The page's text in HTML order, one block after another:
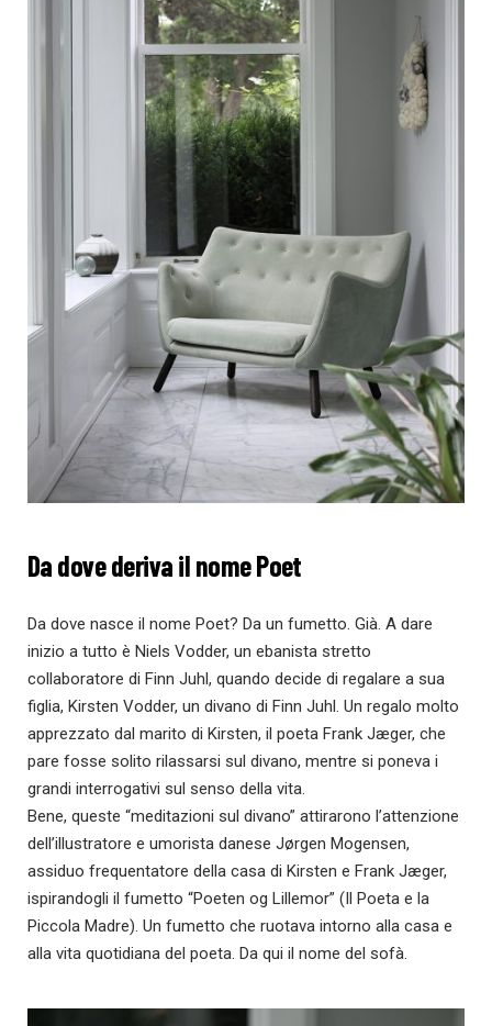
Da dove deriva il nome Poet
Da dove nasce il nome Poet? Da un fumetto. Già. A dare
inizio a tutto è Niels Vodder, un ebanista stretto
collaboratore di Finn Juhl, quando decide di regalare a sua
figlia, Kirsten Vodder, un divano di Finn Juhl. Un regalo molto
apprezzato dal marito di Kirsten, il poeta Frank Jæger, che
pare fosse solito rilassarsi sul divano, mentre si poneva i
grandi interrogativi sul senso della vita.
Bene, queste “meditazioni sul divano” attirarono l’attenzione
dell’illustratore e umorista danese Jørgen Mogensen,
assiduo frequentatore della casa di Kirsten e Frank Jæger,
ispirandogli il fumetto “Poeten og Lillemor” (Il Poeta e la
Piccola Madre). Un fumetto che ruotava intorno alla casa e
alla vita quotidiana del poeta. Da qui il nome del sofà.